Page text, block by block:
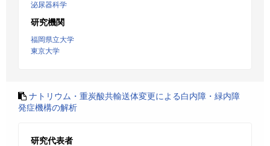
泌尿器科学
研究機関
福岡県立大学
東京大学
ナトリウム・重炭酸共輸送体変更による白内障・緑内障
発症機構の解析
研究代表者